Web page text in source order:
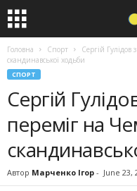
Головна Спорт
Сергій
скандинавської ходьби
СПОРТ
Сергій
переміг на
Автор Марченко Ігор - June 23,